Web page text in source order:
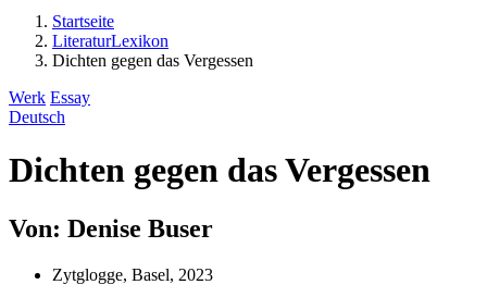
Startseite
LiteraturLexikon
Dichten gegen das Vergessen
Werk Essay
Deutsch
Dichten gegen das Vergessen
Von: Denise Buser
Zytglogge, Basel, 2023